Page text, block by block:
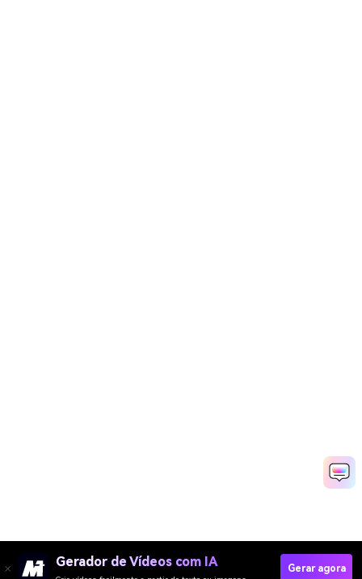
Gerador de Vídeos com IA Gerar agora